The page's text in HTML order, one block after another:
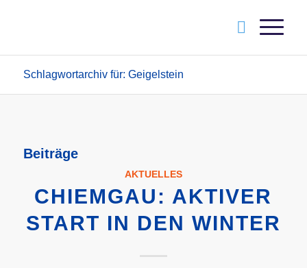
Schlagwortarchiv für: Geigelstein
Beiträge
AKTUELLES
CHIEMGAU: AKTIVER
START IN DEN WINTER